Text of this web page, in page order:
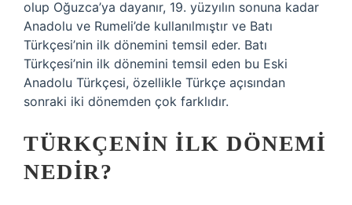
olup Oğuzca’ya dayanır, 19. yüzyılın sonuna kadar
Anadolu ve Rumeli’de kullanılmıştır ve Batı
Türkçesi’nin ilk dönemini temsil eder. Batı
Türkçesi’nin ilk dönemini temsil eden bu Eski
Anadolu Türkçesi, özellikle Türkçe açısından
sonraki iki dönemden çok farklıdır.
TÜRKÇENIN ILK DÖNEMI
NEDIR?